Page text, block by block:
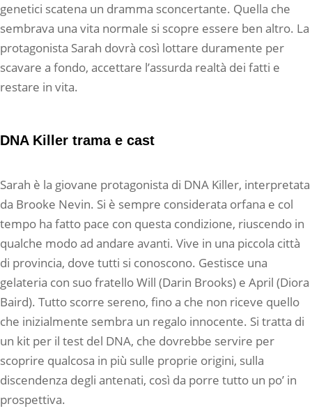
genetici scatena un dramma sconcertante. Quella che
sembrava una vita normale si scopre essere ben altro. La
protagonista Sarah dovrà così lottare duramente per
scavare a fondo, accettare l’assurda realtà dei fatti e
restare in vita.
DNA Killer trama e cast
Sarah è la giovane protagonista di DNA Killer, interpretata
da Brooke Nevin. Si è sempre considerata orfana e col
tempo ha fatto pace con questa condizione, riuscendo in
qualche modo ad andare avanti. Vive in una piccola città
di provincia, dove tutti si conoscono. Gestisce una
gelateria con suo fratello Will (Darin Brooks) e April (Diora
Baird). Tutto scorre sereno, fino a che non riceve quello
che inizialmente sembra un regalo innocente. Si tratta di
un kit per il test del DNA, che dovrebbe servire per
scoprire qualcosa in più sulle proprie origini, sulla
discendenza degli antenati, così da porre tutto un po’ in
prospettiva.